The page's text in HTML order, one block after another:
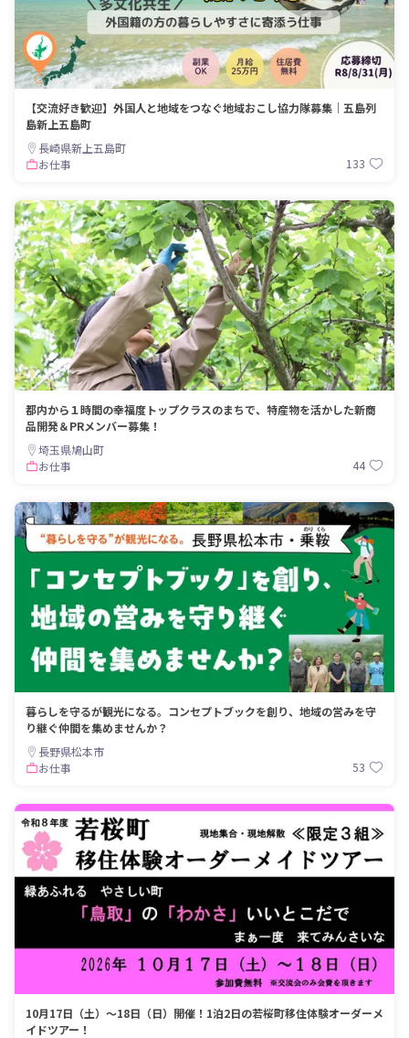
【交流好き歓迎】外国人と地域をつなぐ地域おこし協力隊募集｜五島列
島新上五島町
長崎県新上五島町
お仕事
133
都内から１時間の幸福度トップクラスのまちで、特産物を活かした新商
品開発＆PRメンバー募集！
埼玉県鳩山町
お仕事
44
暮らしを守るが観光になる。コンセプトブックを創り、地域の営みを守
り継ぐ仲間を集めませんか？
長野県松本市
お仕事
53
10月17日（土）～18日（日）開催！1泊2日の若桜町移住体験オーダーメ
イドツアー！